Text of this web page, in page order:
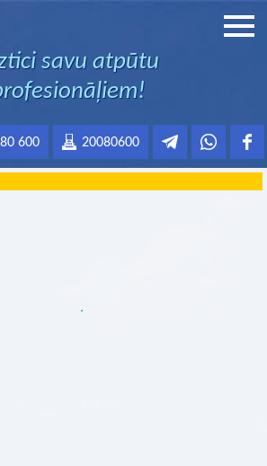
savu atpūtu
20080600
600